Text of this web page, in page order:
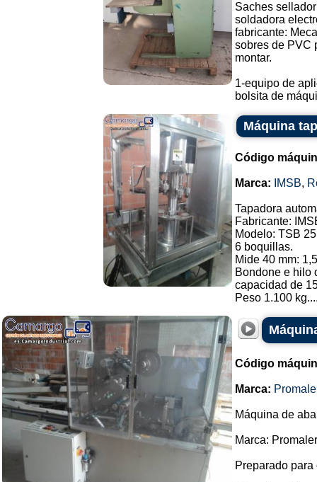
Saches sellador
soldadora
fabricante:
sobres de PVC
montar.
1-equipo de
bolsita de
Máquina
Código
Marca: IMSB,
Tapadora
Fabricante:
Modelo: TSB
6 boquillas.
Mide 40 mm:
Bondone e hilo
capacidad de
Peso 1.100
Código
Marca:
Máquina de
Marca:
Preparado